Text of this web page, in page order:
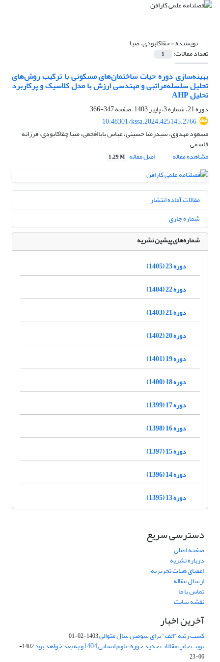
نویسنده =چقاکابودی، صبا
تعداد مقالات: 1
بهینه‌سازی دوره حیات ساختمان‌های مسکونی با ترکیب روش‌های
تحلیل سلسله‌مراتبی و مهندسی ارزش با مدل کلاسیک و پرکاربرد
تحلیل AHP
دوره 21، شماره 3، پاییز 1403، صفحه
347-366
10.48301/kssa.2024.425145.2766
مسعود مهدوی، سیدرضا حسینی، عباس باباافجعی، صبا چقاکابودی، فرزانه
قاسمی
مشاهده مقاله
اصل مقاله 1.29 M
مقالات آماده انتشار
شماره جاری
شماره‌های پیشین نشریه
دوره 23 (1405)
دوره 22 (1404)
دوره 21 (1403)
دوره 20 (1402)
دوره 19 (1401)
دوره 18 (1400)
دوره 17 (1399)
دوره 16 (1398)
دوره 15 (1397)
دوره 14 (1396)
دوره 13 (1395)
دسترسی سریع
صفحه اصلی
درباره نشریه
اعضای هیات تحریریه
ارسال مقاله
تماس با ما
نقشه سایت
آخرین اخبار
کسب رتبه "الف" برای سومین سال متوالی1403-02-01
نوبت چاپ مقالات جدید حوزه علوم انسانی 1404و به بعد خواهد بود
1402-
06-23